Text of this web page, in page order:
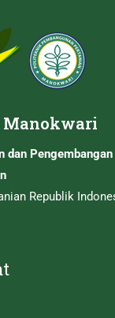
Manokwari
dan
Republik